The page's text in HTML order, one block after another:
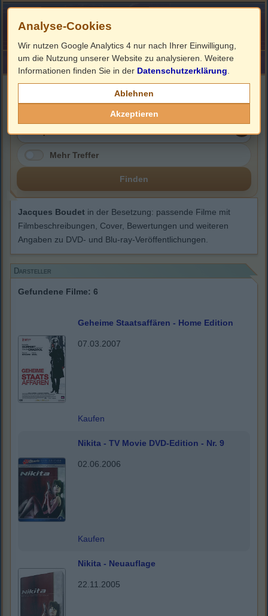
HOME ImpressumLinks
Jacques Boudet
Mehr Treffer
Finden
Jacques Boudet in der Besetzung: passende Filme mit
Filmbeschreibungen, Cover, Bewertungen und weiteren
Angaben zu DVD- und Blu-ray-Veröffentlichungen.
Darsteller
Gefundene Filme: 6
Geheime Staatsaffären - Home Edition
07.03.2007
Kaufen
Nikita - TV Movie DVD-Edition - Nr. 9
02.06.2006
Kaufen
Nikita - Neuauflage
22.11.2005
Analyse-Cookies
Wir nutzen Google Analytics 4 nur nach Ihrer Einwilligung,
um die Nutzung unserer Website zu analysieren. Weitere
Informationen finden Sie in der Datenschutzerklärung
Ablehnen
Akzeptieren